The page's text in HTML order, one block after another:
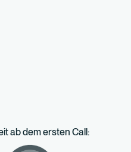
ab dem ersten Call: